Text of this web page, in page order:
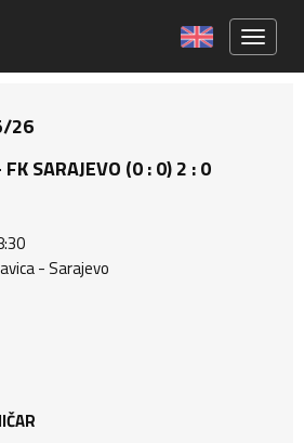
26
SARAJEVO (0 : 0) 2 : 0
- Sarajevo